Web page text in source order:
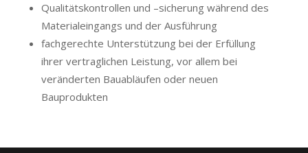
Qualitätskontrollen und –sicherung während des
Materialeingangs und der Ausführung
fachgerechte Unterstützung bei der Erfüllung
ihrer vertraglichen Leistung, vor allem bei
veränderten Bauabläufen oder neuen
Bauprodukten